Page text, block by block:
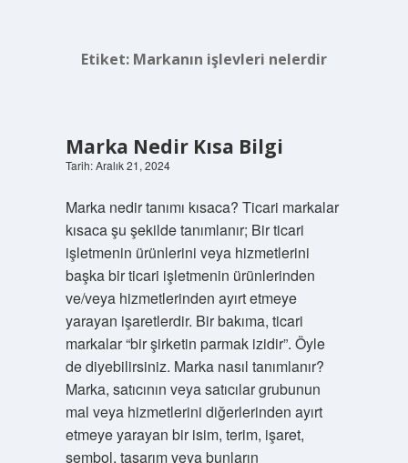
Etiket: Markanın işlevleri nelerdir
Marka Nedir Kısa Bilgi
Tarih: Aralık 21, 2024
Marka nedir tanımı kısaca? Ticari markalar
kısaca şu şekilde tanımlanır; Bir ticari
işletmenin ürünlerini veya hizmetlerini
başka bir ticari işletmenin ürünlerinden
ve/veya hizmetlerinden ayırt etmeye
yarayan işaretlerdir. Bir bakıma, ticari
markalar “bir şirketin parmak izidir”. Öyle
de diyebilirsiniz. Marka nasıl tanımlanır?
Marka, satıcının veya satıcılar grubunun
mal veya hizmetlerini diğerlerinden ayırt
etmeye yarayan bir isim, terim, işaret,
sembol, tasarım veya bunların